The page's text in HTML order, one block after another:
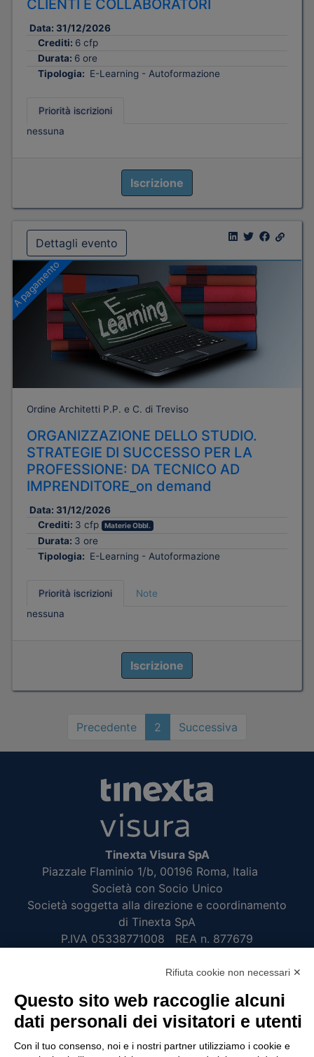
CLIENTI E COLLABORATORI
Data: 31/12/2026
Crediti: 6 cfp
Durata: 6 ore
Tipologia: E-Learning - Autoformazione
Priorità iscrizioni
nessuna
Iscrizione
Dettagli evento
A pagamento
Ordine Architetti P.P. e C. di Treviso
ORGANIZZAZIONE DELLO STUDIO.
STRATEGIE DI SUCCESSO PER LA
PROFESSIONE: DA TECNICO AD
IMPRENDITORE_on demand
Data: 31/12/2026
Crediti: 3 cfp Materie Obbl.
Durata: 3 ore
Tipologia: E-Learning - Autoformazione
Priorità iscrizioni
Note
nessuna
Iscrizione
Precedente 2 Successiva
Tinexta Visura SpA
Piazzale Flaminio 1/b, 00196 Roma, Italia
Società con Socio Unico
Società soggetta alla direzione e coordinamento
di Tinexta SpA
P.IVA 05338771008 REA n. 877679
Recupero Password
Rifiuta cookie non necessari ✕
Questo sito web raccoglie alcuni
dati personali dei visitatori e utenti
Con il tuo consenso, noi e i nostri partner utilizziamo i cookie e